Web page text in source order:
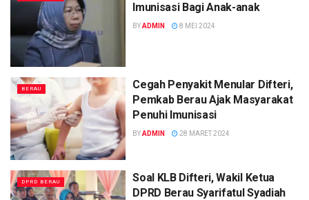
Imunisasi Bagi Anak-anak
BYADMIN 8 MEI 2024
BERAU
Cegah Penyakit Menular Difteri,
Pemkab Berau Ajak Masyarakat
Penuhi Imunisasi
BYADMIN 28 MARET 2024
DPRD BERAU
Soal KLB Difteri, Wakil Ketua
DPRD Berau Syarifatul Syadiah